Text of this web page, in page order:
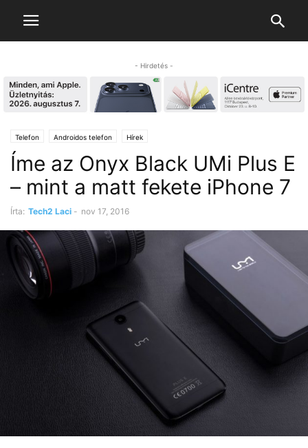
- Hirdetés -
Telefon Androidos telefon Hírek
Íme az Onyx Black UMi Plus E
– mint a matt fekete iPhone 7
Írta: Tech2 Laci - nov 17, 2016